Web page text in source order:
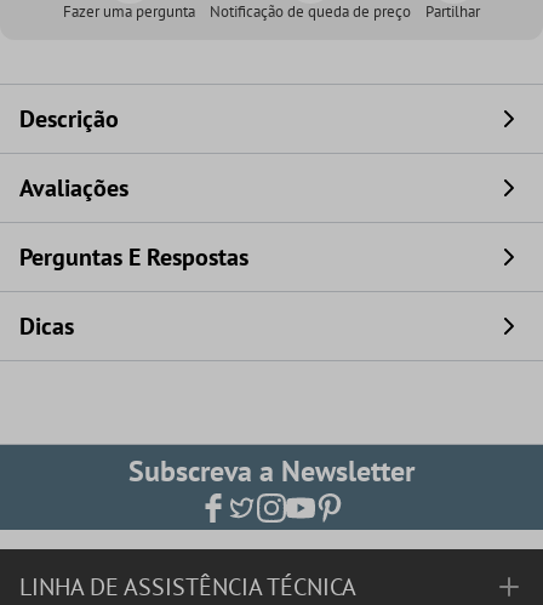
Fazer uma pergunta Notificação de queda de preço Partilhar
Descrição
Avaliações
Perguntas E Respostas
Dicas
Subscreva a Newsletter
LINHA DE ASSISTÊNCIA TÉCNICA